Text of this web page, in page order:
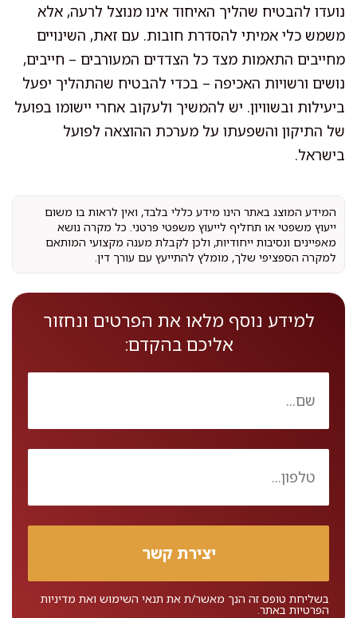
נועדו להבטיח שהליך האיחוד אינו מנוצל לרעה, אלא
משמש כלי אמיתי להסדרת חובות. עם זאת, השינויים
מחייבים התאמות מצד כל הצדדים המעורבים – חייבים,
נושים ורשויות האכיפה – בכדי להבטיח שהתהליך יפעל
ביעילות ובשוויון. יש להמשיך ולעקוב אחרי יישומו בפועל
של התיקון והשפעתו על מערכת ההוצאה לפועל
בישראל.
המידע המוצג באתר הינו מידע כללי בלבד, ואין לראות בו משום
ייעוץ משפטי או תחליף לייעוץ משפטי פרטני. כל מקרה נושא
מאפיינים ונסיבות ייחודיות, ולכן לקבלת מענה מקצועי המותאם
למקרה הספציפי שלך, מומלץ להתייעץ עם עורך דין.
למידע נוסף מלאו את הפרטים ונחזור
אליכם בהקדם:
בשליחת טופס זה הנך מאשר/ת את תנאי השימוש ואת מדיניות
הפרטיות באתר.